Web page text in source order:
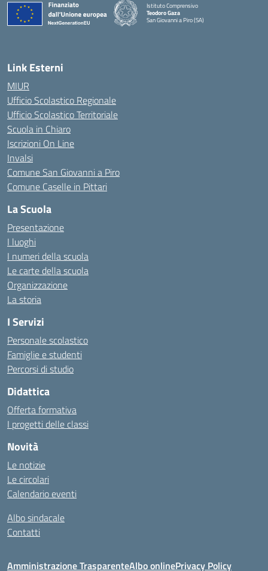
Istituto Comprensivo
Teodoro Gaza
San Giovanni a Piro (SA)
Link Esterni
MIUR
Ufficio Scolastico Regionale
Ufficio Scolastico Territoriale
Scuola in Chiaro
Iscrizioni On Line
Invalsi
Comune San Giovanni a Piro
Comune Caselle in Pittari
La Scuola
Presentazione
I luoghi
I numeri della scuola
Le carte della scuola
Organizzazione
La storia
I Servizi
Personale scolastico
Famiglie e studenti
Percorsi di studio
Didattica
Offerta formativa
I progetti delle classi
Novità
Le notizie
Le circolari
Calendario eventi
Albo sindacale
Contatti
Amministrazione TrasparenteAlbo onlinePrivacy Policy